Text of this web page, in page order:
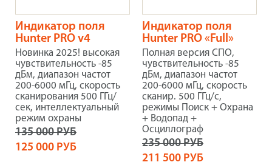
Индикатор поля
Hunter PRO v4
Новинка 2025! высокая
чувствительность -85
дБм, диапазон частот
200-6000 мГц, скорость
сканирования 500 ГГц/
сек, интеллектуальный
режим охраны
135 000 РУБ
125 000 РУБ
Индикатор поля
Hunter PRO «Full»
Полная версия СПО,
чувствительность -85
дБм, диапазон частот
200-6000 мГц, скорость
сканир. 500 ГГц/с,
режимы Поиск + Охрана
+ Водопад +
Осциллограф
235 000 РУБ
211 500 РУБ